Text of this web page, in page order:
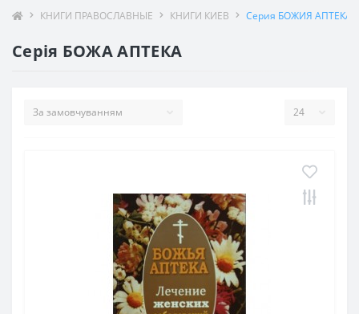
КНИГИ ПРАВОСЛАВНЫЕ КНИГИ КИЕВ Серия БОЖИЯ АПТЕКА
Серія БОЖА АПТЕКА